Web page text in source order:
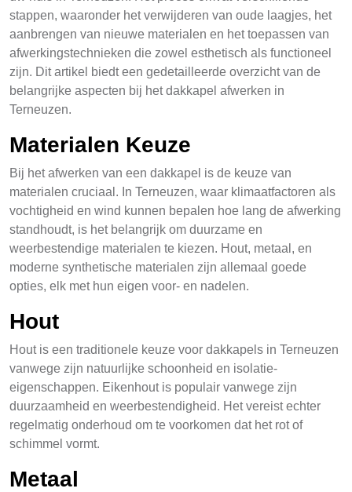
stappen, waaronder het verwijderen van oude laagjes, het
aanbrengen van nieuwe materialen en het toepassen van
afwerkingstechnieken die zowel esthetisch als functioneel
zijn. Dit artikel biedt een gedetailleerde overzicht van de
belangrijke aspecten bij het dakkapel afwerken in
Terneuzen.
Materialen Keuze
Bij het afwerken van een dakkapel is de keuze van
materialen cruciaal. In Terneuzen, waar klimaatfactoren als
vochtigheid en wind kunnen bepalen hoe lang de afwerking
standhoudt, is het belangrijk om duurzame en
weerbestendige materialen te kiezen. Hout, metaal, en
moderne synthetische materialen zijn allemaal goede
opties, elk met hun eigen voor- en nadelen.
Hout
Hout is een traditionele keuze voor dakkapels in Terneuzen
vanwege zijn natuurlijke schoonheid en isolatie-
eigenschappen. Eikenhout is populair vanwege zijn
duurzaamheid en weerbestendigheid. Het vereist echter
regelmatig onderhoud om te voorkomen dat het rot of
schimmel vormt.
Metaal